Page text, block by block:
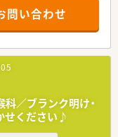
避けたいがクリニック
にもおすすめです。
ある優良企業です。
書きのバースデーカー
を大事にしている姿勢は
ックを定期面談で実
でなく、部長もこまめ
問い合わせ
／ブランク明け・
せください♪